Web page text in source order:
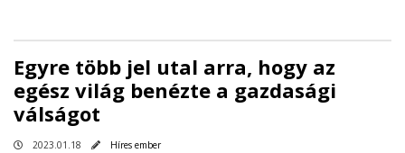
Egyre több jel utal arra, hogy az
egész világ benézte a gazdasági
válságot
2023.01.18 Híres ember